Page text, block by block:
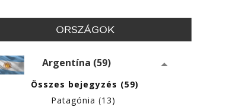
ORSZÁGOK
Argentína (59)
Összes bejegyzés (59)
Patagónia (13)